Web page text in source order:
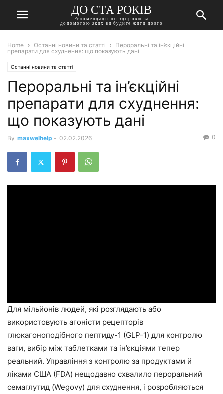
ДО СТА РОКІВ
Рекомендації по здоровю за
допомогою яких ви будите жити довго
Home Останні новини та статті
Пероральні та ін’єкційні
препарати для схуднення: що показують дані
Останні новини та статті
Пероральні та ін’єкційні
препарати для схуднення:
що показують дані
By maxwelhelp - 02.02.2026 0
Для мільйонів людей, які розглядають або
використовують агоністи рецепторів
глюкагоноподібного пептиду-1 (GLP-1) для контролю
ваги, вибір між таблетками та ін’єкціями тепер
реальний. Управління з контролю за продуктами й
ліками США (FDA) нещодавно схвалило пероральний
семаглутид (Wegovy) для схуднення, і розробляються